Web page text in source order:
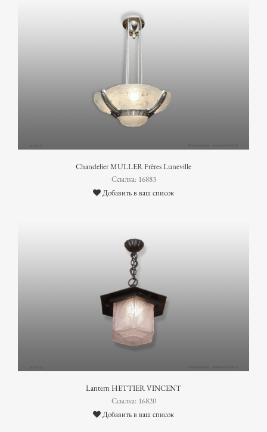
Chandelier MULLER Frères Luneville
Ссылка: 16883
Добавить в ваш список
Lantern HETTIER VINCENT
Ссылка: 16820
Добавить в ваш список